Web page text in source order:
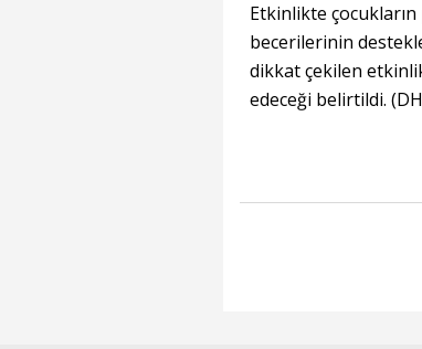
Etkinlikte
becerilerinin
dikkat çekilen
edeceği belirtildi.